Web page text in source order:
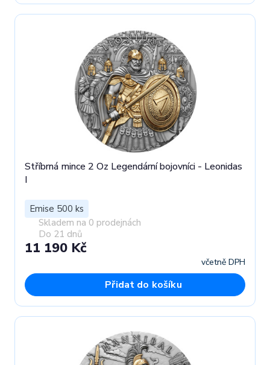
Stříbrná mince 2 Oz Legendární bojovníci - Leonidas
I
Emise 500 ks
Skladem na 0 prodejnách
Do 21 dnů
11 190 Kč
včetně DPH
Přidat do košíku